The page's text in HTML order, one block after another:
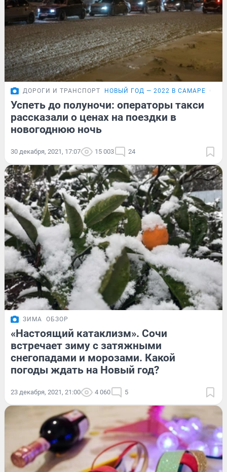
ДОРОГИ И ТРАНСПОРТ НОВЫЙ ГОД — 2022 В САМАРЕ
Успеть до полуночи: операторы такси
рассказали о ценах на поездки в
новогоднюю ночь
30 декабря, 2021, 17:07 15 003 24
ЗИМА ОБЗОР
«Настоящий катаклизм». Сочи
встречает зиму с затяжными
снегопадами и морозами. Какой
погоды ждать на Новый год?
23 декабря, 2021, 21:00 4 060 5